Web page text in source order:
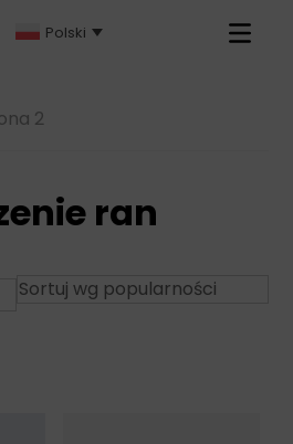
Polski
Primary
2
ran